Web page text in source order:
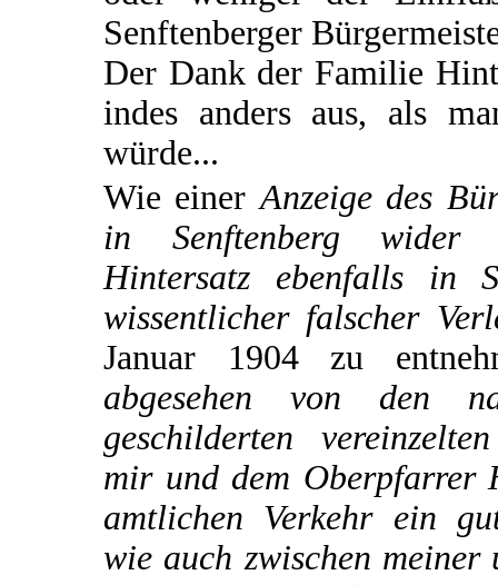
Senftenberger
Der Dank der Familie
indes anders aus, als
würde...
Wie einer Anzeige des
in Senftenberg wider
Hintersatz ebenfalls in
wissentlicher falscher
Januar 1904 zu
abgesehen von den
geschilderten
mir und dem Oberpfarrer
amtlichen Verkehr ein
wie auch zwischen